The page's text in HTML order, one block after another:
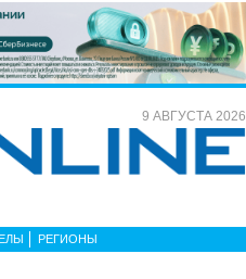
9 АВГУСТА 2026
РЕГИОНЫ